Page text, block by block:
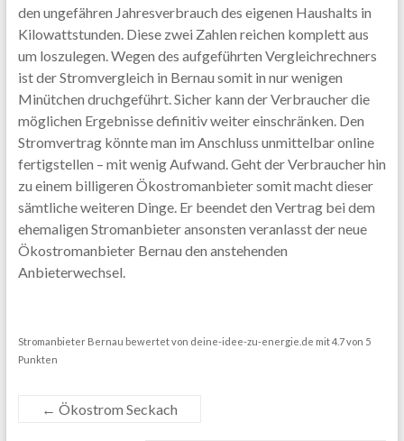
den ungefähren Jahresverbrauch des eigenen Haushalts in
Kilowattstunden. Diese zwei Zahlen reichen komplett aus
um loszulegen. Wegen des aufgeführten Vergleichrechners
ist der Stromvergleich in Bernau somit in nur wenigen
Minütchen druchgeführt. Sicher kann der Verbraucher die
möglichen Ergebnisse definitiv weiter einschränken. Den
Stromvertrag könnte man im Anschluss unmittelbar online
fertigstellen – mit wenig Aufwand. Geht der Verbraucher hin
zu einem billigeren Ökostromanbieter somit macht dieser
sämtliche weiteren Dinge. Er beendet den Vertrag bei dem
ehemaligen Stromanbieter ansonsten veranlasst der neue
Ökostromanbieter Bernau den anstehenden
Anbieterwechsel.
Stromanbieter Bernau bewertet von deine-idee-zu-energie.de mit4.7von 5
Punkten
← Ökostrom Seckach